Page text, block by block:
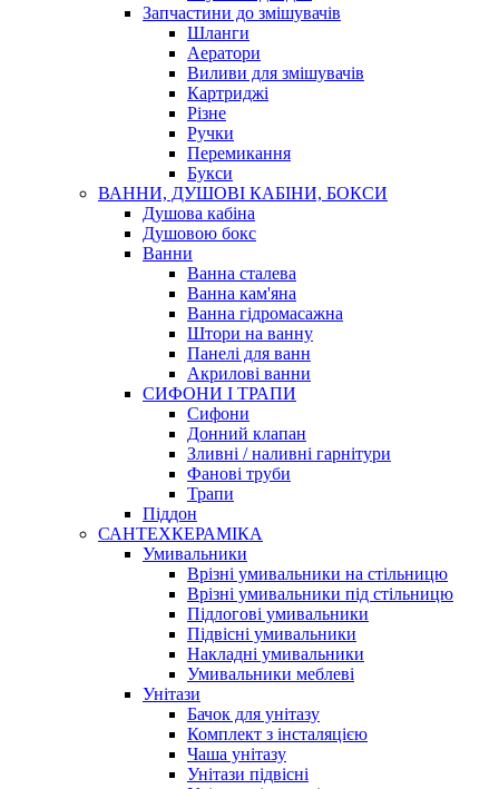
Запчастини до змішувачів
Шланги
Аератори
Виливи для змішувачів
Картриджі
Різне
Ручки
Перемикання
Букси
ВАННИ, ДУШОВІ КАБІНИ, БОКСИ
Душова кабіна
Душовою бокс
Ванни
Ванна сталева
Ванна кам'яна
Ванна гідромасажна
Штори на ванну
Панелі для ванн
Акрилові ванни
СИФОНИ І ТРАПИ
Сифони
Донний клапан
Зливні / наливні гарнітури
Фанові труби
Трапи
Піддон
САНТЕХКЕРАМІКА
Умивальники
Врізні умивальники на стільницю
Врізні умивальники під стільницю
Підлогові умивальники
Підвісні умивальники
Накладні умивальники
Умивальники меблеві
Унітази
Бачок для унітазу
Комплект з інсталяцією
Чаша унітазу
Унітази підвісні